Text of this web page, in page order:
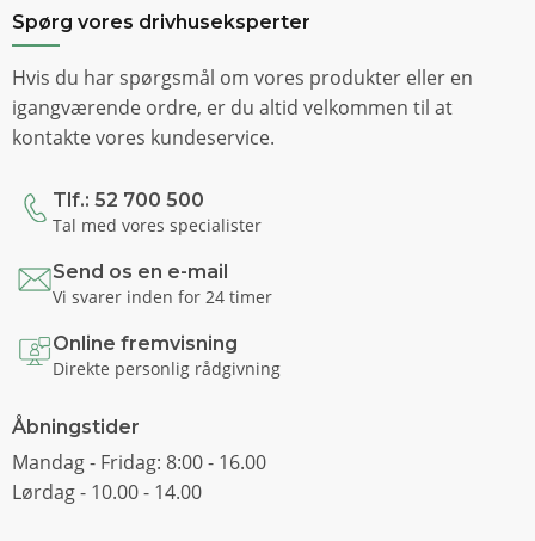
Spørg vores drivhuseksperter
Hvis du har spørgsmål om vores produkter eller en
igangværende ordre, er du altid velkommen til at
kontakte vores kundeservice.
Tlf.: 52 700 500
Tal med vores specialister
Send os en e-mail
Vi svarer inden for 24 timer
Online fremvisning
Direkte personlig rådgivning
Åbningstider
Mandag - Fridag: 8:00 - 16.00
Lørdag - 10.00 - 14.00